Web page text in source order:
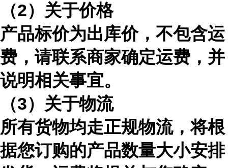
（2）关于价格
产品标价为出库价，不包含运
费，请联系商家确定运费，并
说明相关事宜。
（3）关于物流
所有货物均走正规物流，将根
据您订购的产品数量大小安排